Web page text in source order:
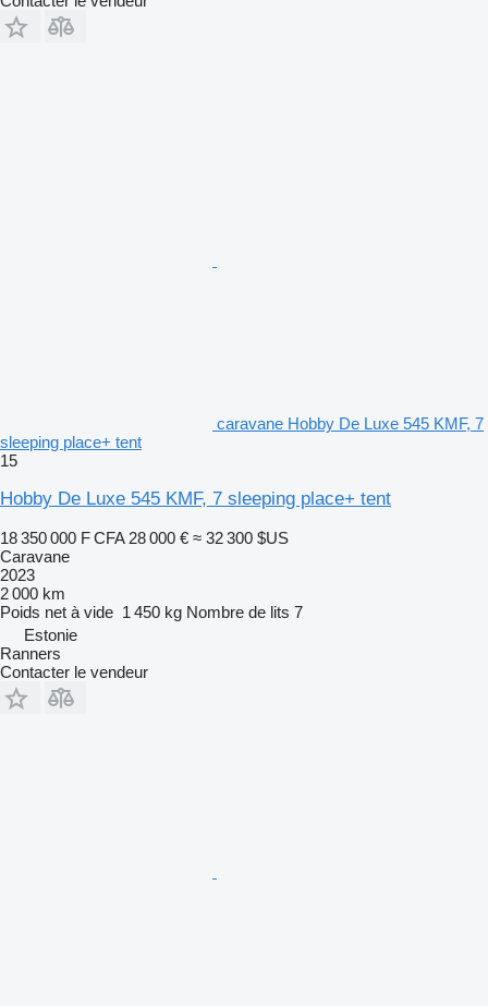
caravane Hobby De Luxe 545 KMF, 7
sleeping place+ tent
15
Hobby De Luxe 545 KMF, 7 sleeping place+ tent
18 350 000 F CFA 28 000 € ≈ 32 300 $US
Caravane
2023
2 000 km
Poids net à vide 1 450 kg Nombre de lits 7
Estonie
Ranners
Contacter le vendeur